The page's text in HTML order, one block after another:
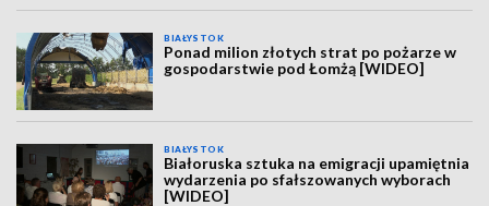
BIAŁYSTOK
Ponad milion złotych strat po pożarze w
gospodarstwie pod Łomżą [WIDEO]
BIAŁYSTOK
Białoruska sztuka na emigracji upamiętnia
wydarzenia po sfałszowanych wyborach
[WIDEO]